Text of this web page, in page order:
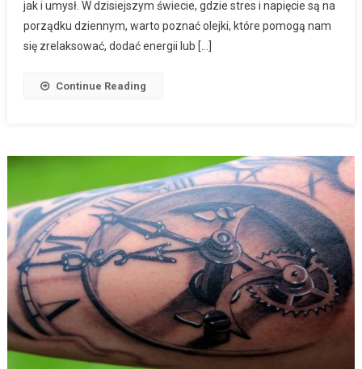
jak i umysł. W dzisiejszym świecie, gdzie stres i napięcie są na
porządku dziennym, warto poznać olejki, które pomogą nam
się zrelaksować, dodać energii lub […]
Continue Reading